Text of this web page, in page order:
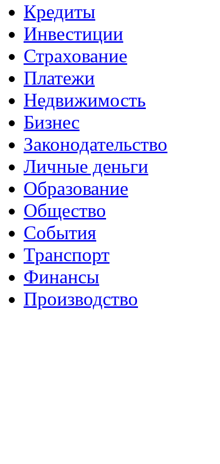
Кредиты
Инвестиции
Страхование
Платежи
Недвижимость
Бизнес
Законодательство
Личные деньги
Образование
Общество
События
Транспорт
Финансы
Производство